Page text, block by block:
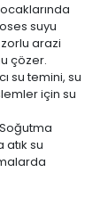
suyu
arazi
çözer.
su temini, su
için su
Soğutma
su